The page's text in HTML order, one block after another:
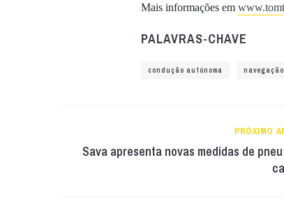
Mais informações em
PALAVRAS-CHAVE
condução autónoma navegação
PRÓXIMO
Sava apresenta novas medidas de